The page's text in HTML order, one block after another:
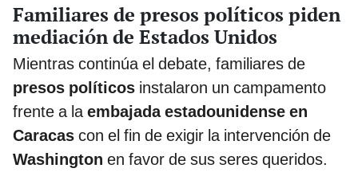
Familiares de presos políticos piden
mediación de Estados Unidos
Mientras continúa el debate, familiares de
presos políticos instalaron un campamento
frente a laembajada estadounidense en
Caracas con el fin de exigir la intervención de
Washington en favor de sus seres queridos.